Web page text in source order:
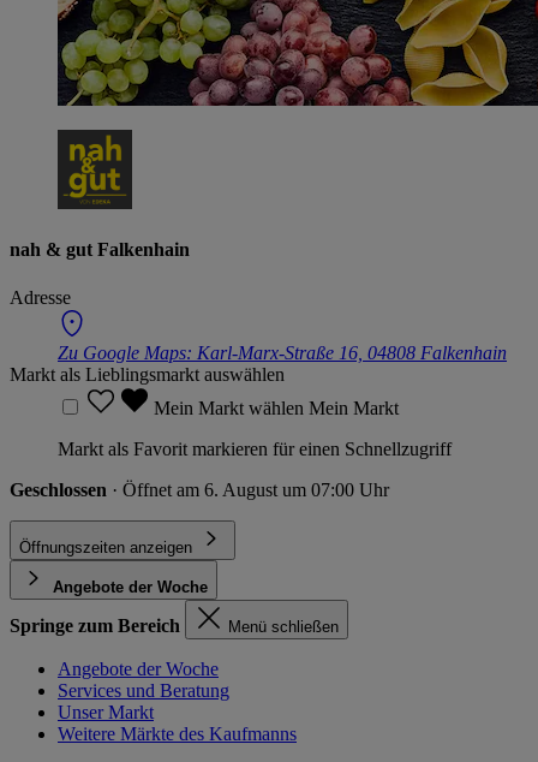
nah & gut Falkenhain
Adresse
Zu Google Maps: Karl-Marx-Straße 16, 04808 Falkenhain
Markt als Lieblingsmarkt auswählen
Mein Markt wählen Mein Markt
Markt als Favorit markieren für einen Schnellzugriff
Geschlossen · Öffnet am 6. August um 07:00 Uhr
Öffnungszeiten anzeigen
Angebote der Woche
Springe zum Bereich Menü schließen
Angebote der Woche
Services und Beratung
Unser Markt
Weitere Märkte des Kaufmanns